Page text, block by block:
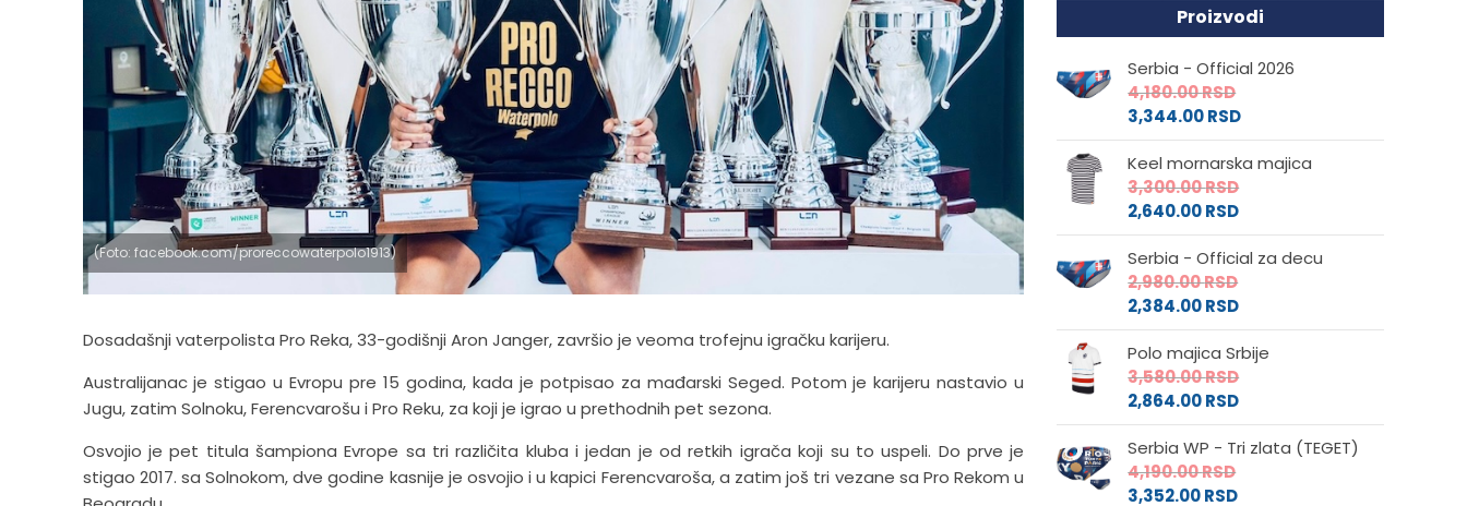
(Foto: facebook.com/proreccowaterpolo1913)
Dosadašnji vaterpolista Pro Reka, 33-godišnji Aron Janger, završio je veoma trofejnu igračku karijeru.
Australijanac je stigao u Evropu pre 15 godina, kada je potpisao za mađarski Seged. Potom je karijeru nastavio u
Jugu, zatim Solnoku, Ferencvarošu i Pro Reku, za koji je igrao u prethodnih pet sezona.
Osvojio je pet titula šampiona Evrope sa tri različita kluba i jedan je od retkih igrača koji su to uspeli. Do prve je
stigao 2017. sa Solnokom, dve godine kasnije je osvojio i u kapici Ferencvaroša, a zatim još tri vezane sa Pro Rekom u
Proizvodi
Serbia - Official 2026
4,180.00RSD
3,344.00RSD
Keel mornarska majica
3,300.00RSD
2,640.00RSD
Serbia - Official za decu
2,980.00RSD
2,384.00RSD
Polo majica Srbije
3,580.00RSD
2,864.00RSD
Serbia WP - Tri zlata (TEGET)
4,190.00RSD
3,352.00RSD